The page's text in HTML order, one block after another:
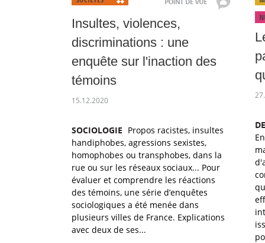
Insultes, violences,
discriminations : une
enquête sur l'inaction des
témoins
15.12.2020
SOCIOLOGIE Propos racistes, insultes
handiphobes, agressions sexistes,
homophobes ou transphobes, dans la
rue ou sur les réseaux sociaux... Pour
évaluer et comprendre les réactions
des témoins, une série d’enquêtes
sociologiques a été menée dans
plusieurs villes de France. Explications
avec deux de ses...